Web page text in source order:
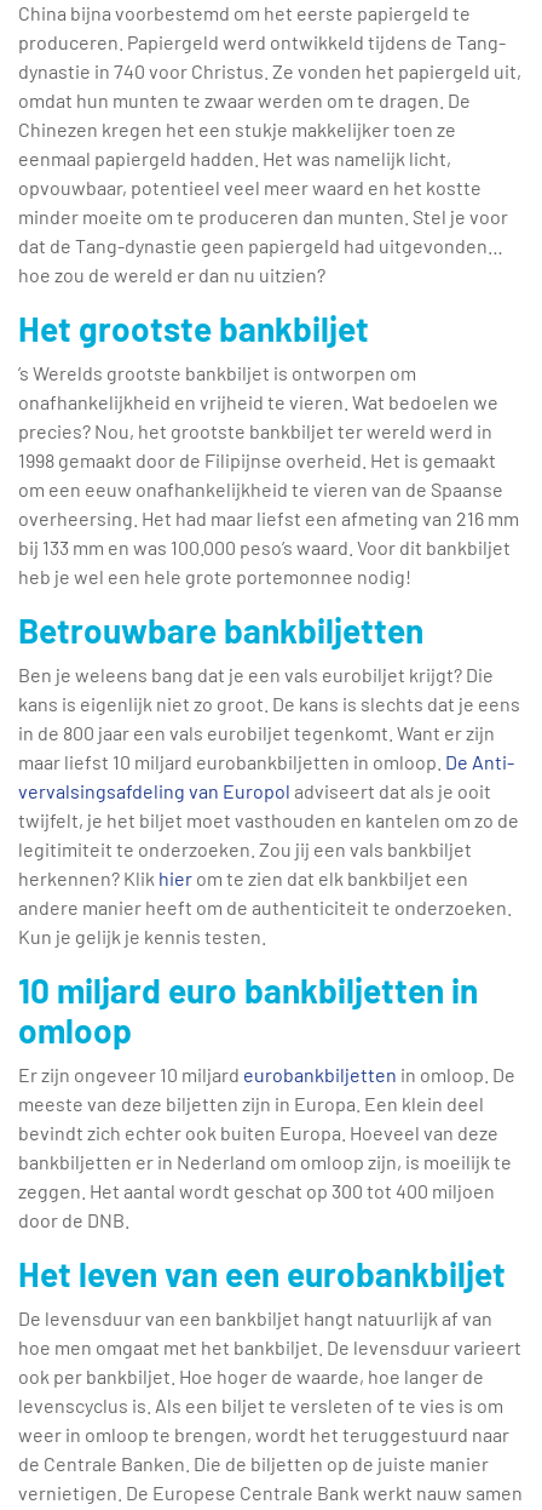
China bijna voorbestemd om het eerste papiergeld te
produceren. Papiergeld werd ontwikkeld tijdens de Tang-
dynastie in 740 voor Christus. Ze vonden het papiergeld uit,
omdat hun munten te zwaar werden om te dragen. De
Chinezen kregen het een stukje makkelijker toen ze
eenmaal papiergeld hadden. Het was namelijk licht,
opvouwbaar, potentieel veel meer waard en het kostte
minder moeite om te produceren dan munten. Stel je voor
dat de Tang-dynastie geen papiergeld had uitgevonden…
hoe zou de wereld er dan nu uitzien?
Het grootste bankbiljet
’s Werelds grootste bankbiljet is ontworpen om
onafhankelijkheid en vrijheid te vieren. Wat bedoelen we
precies? Nou, het grootste bankbiljet ter wereld werd in
1998 gemaakt door de Filipijnse overheid. Het is gemaakt
om een eeuw onafhankelijkheid te vieren van de Spaanse
overheersing. Het had maar liefst een afmeting van 216 mm
bij 133 mm en was 100.000 peso’s waard. Voor dit bankbiljet
heb je wel een hele grote portemonnee nodig!
Betrouwbare bankbiljetten
Ben je weleens bang dat je een vals eurobiljet krijgt? Die
kans is eigenlijk niet zo groot. De kans is slechts dat je eens
in de 800 jaar een vals eurobiljet tegenkomt. Want er zijn
maar liefst 10 miljard eurobankbiljetten in omloop. De Anti-
vervalsingsafdeling van Europol adviseert dat als je ooit
twijfelt, je het biljet moet vasthouden en kantelen om zo de
legitimiteit te onderzoeken. Zou jij een vals bankbiljet
herkennen? Klik hier om te zien dat elk bankbiljet een
andere manier heeft om de authenticiteit te onderzoeken.
Kun je gelijk je kennis testen.
10 miljard euro bankbiljetten in
omloop
Er zijn ongeveer 10 miljard eurobankbiljetten in omloop. De
meeste van deze biljetten zijn in Europa. Een klein deel
bevindt zich echter ook buiten Europa. Hoeveel van deze
bankbiljetten er in Nederland om omloop zijn, is moeilijk te
zeggen. Het aantal wordt geschat op 300 tot 400 miljoen
door de DNB.
Het leven van een eurobankbiljet
De levensduur van een bankbiljet hangt natuurlijk af van
hoe men omgaat met het bankbiljet. De levensduur varieert
ook per bankbiljet. Hoe hoger de waarde, hoe langer de
levenscyclus is. Als een biljet te versleten of te vies is om
weer in omloop te brengen, wordt het teruggestuurd naar
de Centrale Banken. Die de biljetten op de juiste manier
vernietigen. De Europese Centrale Bank werkt nauw samen